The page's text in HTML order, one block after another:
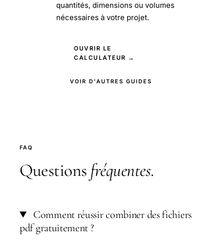
quantités, dimensions ou volumes
nécessaires à votre projet.
OUVRIR LE
CALCULATEUR →
VOIR D'AUTRES GUIDES
FAQ
Questions fréquentes.
Comment réussir combiner des fichiers
pdf gratuitement ?